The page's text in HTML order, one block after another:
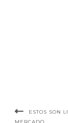
ESTOS SON